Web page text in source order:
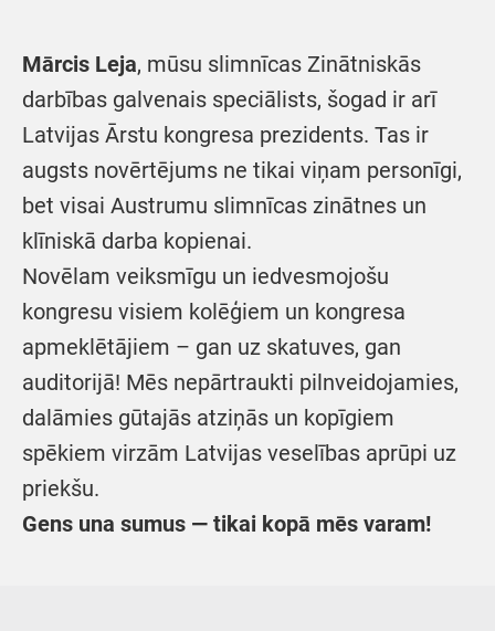
Mārcis Leja, mūsu slimnīcas Zinātniskās
darbības galvenais speciālists, šogad ir arī
Latvijas Ārstu kongresa prezidents. Tas ir
augsts novērtējums ne tikai viņam personīgi,
bet visai Austrumu slimnīcas zinātnes un
klīniskā darba kopienai.
Novēlam veiksmīgu un iedvesmojošu
kongresu visiem kolēģiem un kongresa
apmeklētājiem – gan uz skatuves, gan
auditorijā! Mēs nepārtraukti pilnveidojamies,
dalāmies gūtajās atziņās un kopīgiem
spēkiem virzām Latvijas veselības aprūpi uz
priekšu.
Gens una sumus — tikai kopā mēs varam!